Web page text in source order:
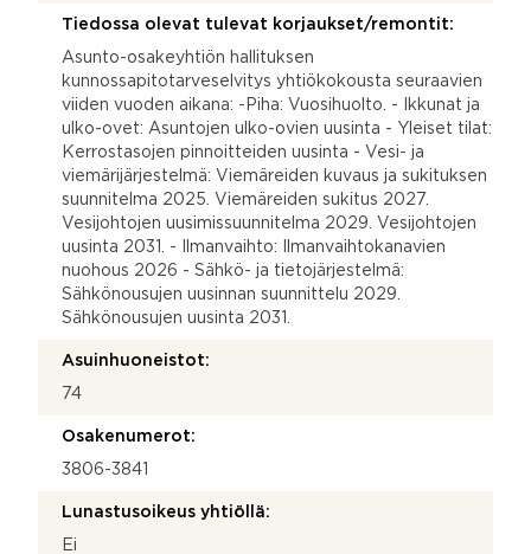
Tiedossa olevat tulevat korjaukset/remontit:
Asunto-osakeyhtiön hallituksen
kunnossapitotarveselvitys yhtiökokousta seuraavien
viiden vuoden aikana: -Piha: Vuosihuolto. - Ikkunat ja
ulko-ovet: Asuntojen ulko-ovien uusinta - Yleiset tilat:
Kerrostasojen pinnoitteiden uusinta - Vesi- ja
viemärijärjestelmä: Viemäreiden kuvaus ja sukituksen
suunnitelma 2025. Viemäreiden sukitus 2027.
Vesijohtojen uusimissuunnitelma 2029. Vesijohtojen
uusinta 2031. - Ilmanvaihto: Ilmanvaihtokanavien
nuohous 2026 - Sähkö- ja tietojärjestelmä:
Sähkönousujen uusinnan suunnittelu 2029.
Sähkönousujen uusinta 2031.
Asuinhuoneistot:
74
Osakenumerot:
3806-3841
Lunastusoikeus yhtiöllä:
Ei